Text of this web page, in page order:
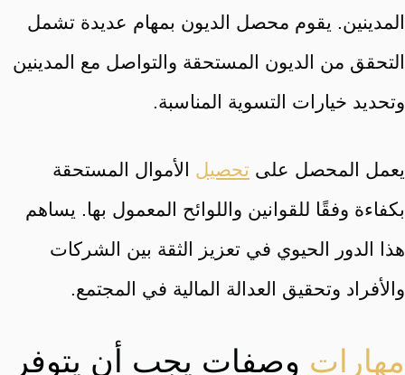
المدينين. يقوم محصل الديون بمهام عديدة تشمل
التحقق من الديون المستحقة والتواصل مع المدينين
وتحديد خيارات التسوية المناسبة.
يعمل المحصل على تحصيل الأموال المستحقة
بكفاءة وفقًا للقوانين واللوائح المعمول بها. يساهم
هذا الدور الحيوي في تعزيز الثقة بين الشركات
والأفراد وتحقيق العدالة المالية في المجتمع.
مهارات وصفات يجب أن يتوفر